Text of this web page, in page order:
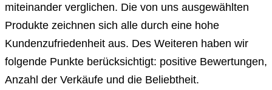
miteinander verglichen. Die von uns ausgewählten
Produkte zeichnen sich alle durch eine hohe
Kundenzufriedenheit aus. Des Weiteren haben wir
folgende Punkte berücksichtigt: positive Bewertungen,
Anzahl der Verkäufe und die Beliebtheit.